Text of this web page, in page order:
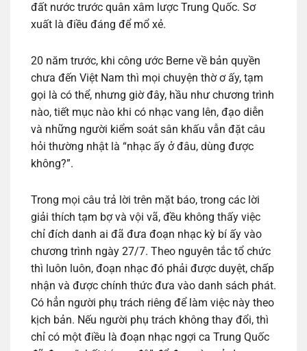
đất nước trước quân xâm lược Trung Quốc. Sơ
xuất là điều đáng để mổ xẻ.
20 năm trước, khi công ước Berne về bản quyền
chưa đến Việt Nam thì mọi chuyện thờ ơ ấy, tạm
gọi là có thể, nhưng giờ đây, hầu như chương trình
nào, tiết mục nào khi có nhạc vang lên, đạo diễn
và những người kiểm soát sân khấu vẫn đặt câu
hỏi thường nhật là “nhạc ấy ở đâu, dùng được
không?”.
Trong mọi câu trả lời trên mặt báo, trong các lời
giải thích tạm bợ và vội vã, đều không thấy việc
chỉ đích danh ai đã đưa đoạn nhạc kỳ bí ấy vào
chương trình ngày 27/7. Theo nguyên tắc tổ chức
thì luôn luôn, đoạn nhạc đó phải được duyệt, chấp
nhận và được chính thức đưa vào danh sách phát.
Có hẳn người phụ trách riêng để làm việc này theo
kịch bản. Nếu người phụ trách không thay đổi, thì
chỉ có một điều là đoạn nhạc ngợi ca Trung Quốc